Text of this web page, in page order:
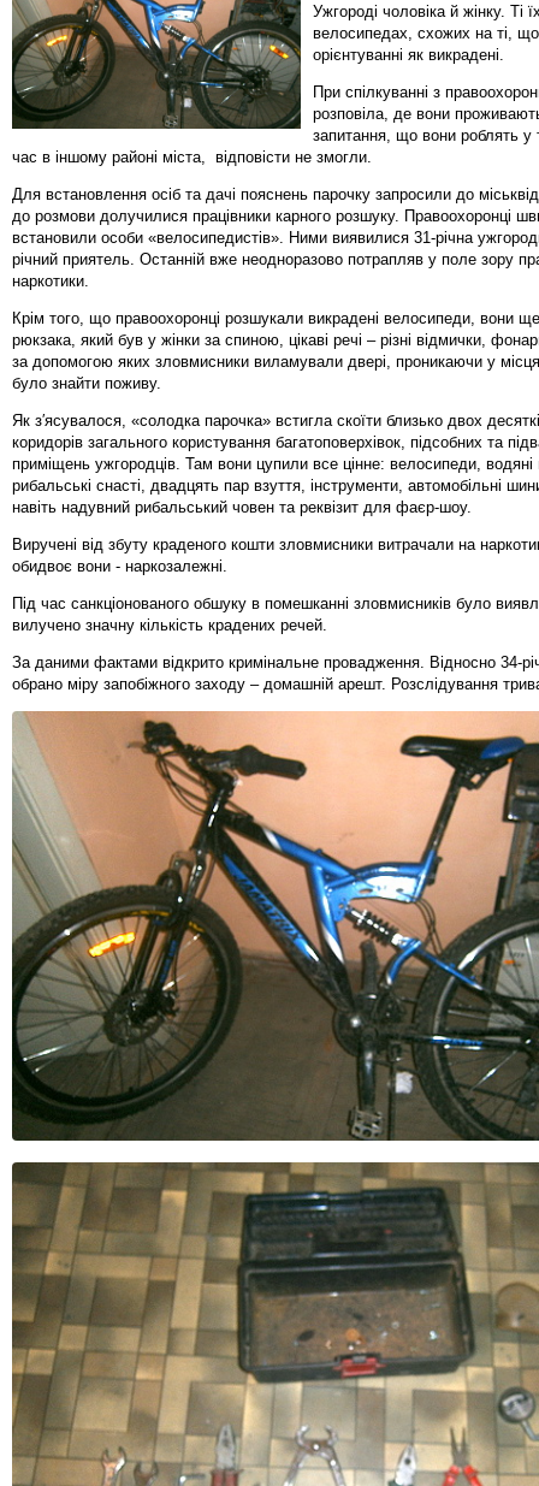
Ужгороді чоловіка й жінку. Ті
велосипедах, схожих на ті,
орієнтуванні як викрадені.
При спілкуванні з
розповіла, де вони
запитання, що вони роблять у
час в іншому районі міста, відповісти не змогли.
Для встановлення осіб та дачі пояснень парочку запросили до
до розмови долучилися працівники карного розшуку. Правоохоронці
встановили особи «велосипедистів». Ними виявилися 31-річна
річний приятель. Останній вже неодноразово потрапляв у поле зору
наркотики.
Крім того, що правоохоронці розшукали викрадені велосипеди, вони
рюкзака, який був у жінки за спиною, цікаві речі – різні відмички,
за допомогою яких зловмисники виламували двері, проникаючи у
було знайти поживу.
Як з′ясувалося, «солодка парочка» встигла скоїти близько двох
коридорів загального користування багатоповерхівок, підсобних та
приміщень ужгородців. Там вони цупили все цінне: велосипеди, водяні
рибальські снасті, двадцять пар взуття, інструменти, автомобільні
навіть надувний рибальський човен та реквізит для фаєр-шоу.
Виручені від збуту краденого кошти зловмисники витрачали на
обидвоє вони - наркозалежні.
Під час санкціонованого обшуку в помешканні зловмисників було
вилучено значну кількість крадених речей.
За даними фактами відкрито кримінальне провадження. Відносно 34-
обрано міру запобіжного заходу – домашній арешт. Розслідування